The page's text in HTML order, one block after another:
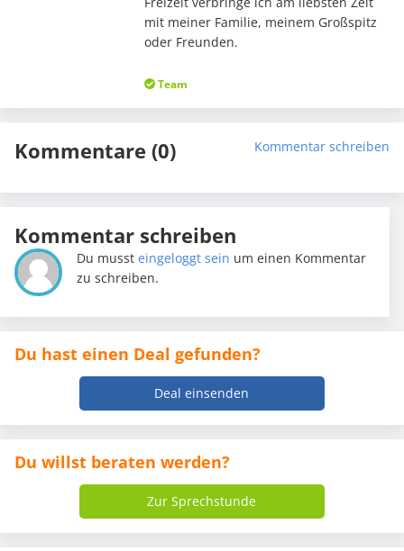
mit meiner Familie, meinem Großspitz
oder Freunden.
Team
Kommentare (0) Kommentar schreiben
Kommentar schreiben
Du mussteingeloggt sein um einen Kommentar
zu schreiben.
Du hast einen Deal gefunden?
Deal einsenden
Du willst beraten werden?
Zur Sprechstunde